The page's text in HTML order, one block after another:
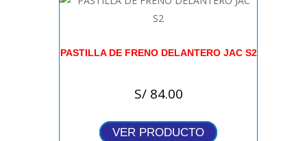
PASTILLA DE FRENO DELANTERO JAC S2
S/84.00
VER PRODUCTO